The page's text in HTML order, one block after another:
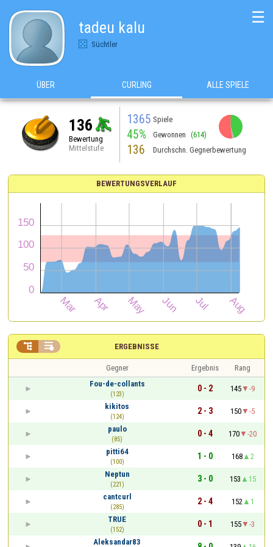
tadeu kalu
Süchtler
☰
ÜBER CURLING ALLE SPIELE
136
Bewertung
Mittelstufe
1365 Spiele
45% Gewonnen (614)
136 Durchschn. Gegnerbewertung
BEWERTUNGSVERLAUF
ERGEBNISSE
 
Gegner Ergebnis
Rang
Fou-de-collants
(123)
0 - 2 145
-9
kikitos
(124)
2 - 3 150
-5
paulo
(85)
0 - 4 170
-20
pitti64
(100)
1 - 0 168
2
Neptun
(221)
3 - 0 153
15
cantcurl
(285)
2 - 4 152
1
TRUE
(152)
0 - 1 155
-3
Aleksandar83